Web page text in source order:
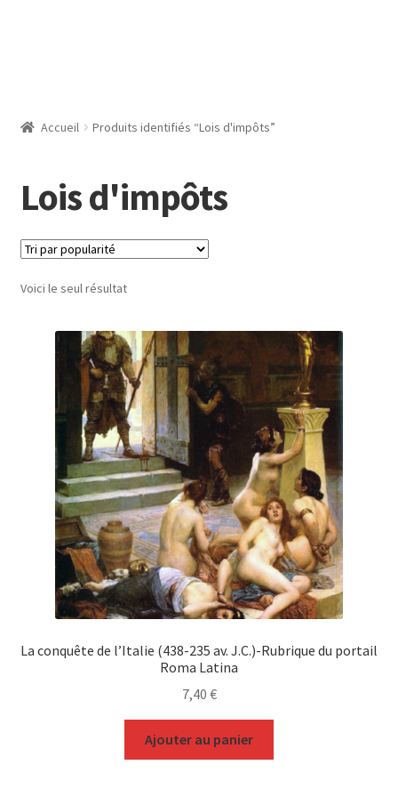
Accueil Produits identifiés “Lois d'impôts”
Lois d'impôts
Voici le seul résultat
La conquête de l’Italie (438-235 av. J.C.)-Rubrique du portail
Roma Latina
7,40 €
Ajouter au panier